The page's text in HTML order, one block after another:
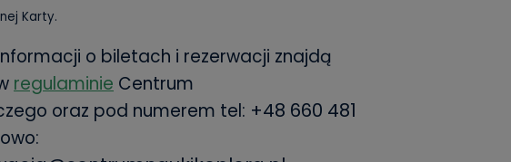
Karty.
o biletach i rezerwacji znajdą
regulaminie Centrum
oraz pod numerem tel: +48 660 481